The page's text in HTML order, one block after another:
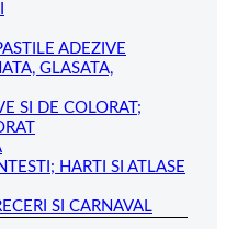
ADEZIVE
GLASATA,
SI DE COLORAT;
HARTI SI ATLASE
SI CARNAVAL